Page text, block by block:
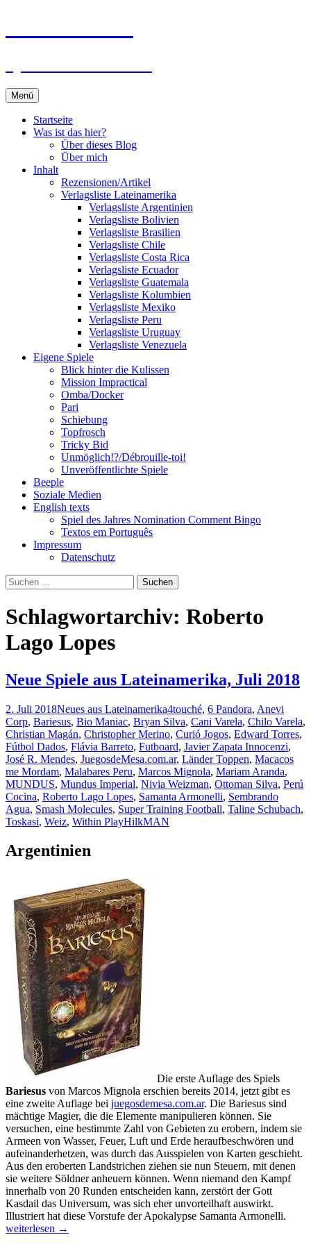
Menü
Startseite
Was ist das hier?
Über dieses Blog
Über mich
Inhalt
Rezensionen/Artikel
Verlagsliste Lateinamerika
Verlagsliste Argentinien
Verlagsliste Bolivien
Verlagsliste Brasilien
Verlagsliste Chile
Verlagsliste Costa Rica
Verlagsliste Ecuador
Verlagsliste Guatemala
Verlagsliste Kolumbien
Verlagsliste Mexiko
Verlagsliste Peru
Verlagsliste Uruguay
Verlagsliste Venezuela
Eigene Spiele
Blick hinter die Kulissen
Mission Impractical
Omba/Docker
Pari
Schiebung
Topfrosch
Tricky Bid
Unmöglich!?/Débrouille-toi!
Unveröffentlichte Spiele
Beeple
Soziale Medien
English texts
Spiel des Jahres Nomination Comment Bingo
Textos em Português
Impressum
Datenschutz
Suchen
nach:
Schlagwortarchiv: Roberto
Lago Lopes
Neue Spiele aus Lateinamerika, Juli 2018
2. Juli 2018Neues aus Lateinamerika4touché, 6 Pandora, Anevi
Corp, Bariesus, Bio Maniac, Bryan Silva, Cani Varela, Chilo Varela,
Christian Magán, Christopher Merino, Curió Jogos, Edward Torres,
Fútbol Dados, Flávia Barreto, Futboard, Javier Zapata Innocenzi,
José R. Mendes, JuegosdeMesa.com.ar, Länder Toppen, Macacos
me Mordam, Malabares Peru, Marcos Mignola, Mariam Aranda,
MUNDUS, Mundus Imperial, Nivia Weizman, Ottoman Silva, Perú
Cocina, Roberto Lago Lopes, Samanta Armonelli, Sembrando
Agua, Smash Molecules, Super Training Football, Taline Schubach,
Toskasi, Weiz, Within PlayHilkMAN
Argentinien
Die erste Auflage des Spiels
Bariesus von Marcos Mignola erschien bereits 2014, jetzt gibt es
eine zweite Auflage bei juegosdemesa.com.ar. Die Bariesus sind
mächtige Magier, die die Elemente manipulieren können. Sie
versuchen, eine bestimmte Zahl von Gebieten zu erobern, indem sie
Armeen von Wasser, Feuer, Luft und Erde heraufbeschwören und
aufeinanderhetzen, was durch das Ausspielen von Karten geschieht.
Aus den eroberten Landstrichen ziehen sie nun Steuern, mit denen
sie weitere Söldner anheuern können. Wenn niemand den Kampf
innerhalb von 20 Runden entscheiden kann, zerstört der Gott
Kasdail das Universum, was sich eher unvorteilhaft auswirkt.
Illustriert hat diese Vorstufe der Apokalypse Samanta Armonelli.
weiterlesen →